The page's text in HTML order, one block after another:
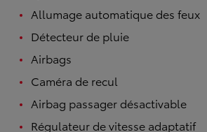
Allumage automatique des feux
Détecteur de pluie
Airbags
Caméra de recul
Airbag passager désactivable
Régulateur de vitesse adaptatif